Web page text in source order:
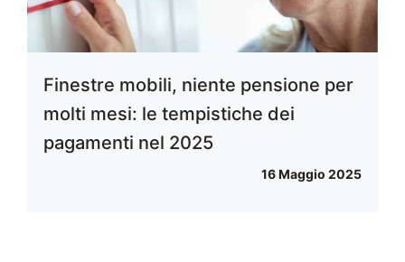
Finestre mobili, niente pensione per
molti mesi: le tempistiche dei
pagamenti nel 2025
16 Maggio 2025